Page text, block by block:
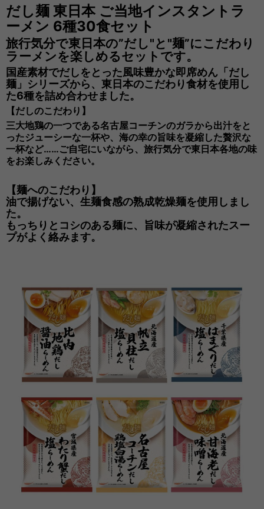
だし麺 東日本 ご当地インスタントラ
ーメン 6種30食セット
旅行気分で東日本の”だし"と"麺”にこだわり
ラーメンを楽しめるセットです。
国産素材でだしをとった風味豊かな即席めん「だし
麺」シリーズから、東日本のこだわり食材を使用し
た6種を詰め合わせました。
【だしのこだわり】
三大地鶏の一つである名古屋コーチンのガラから出汁をと
ったジューシーな一杯や、海の幸の旨味を凝縮した贅沢な
一杯など……ご自宅にいながら、旅行気分で東日本各地の味
をお楽しみください。
【麺へのこだわり】
油で揚げない、生麺食感の熟成乾燥麺を使用しまし
た。
もっちりとコシのある麺に、旨味が凝縮されたスー
プがよく絡みます。